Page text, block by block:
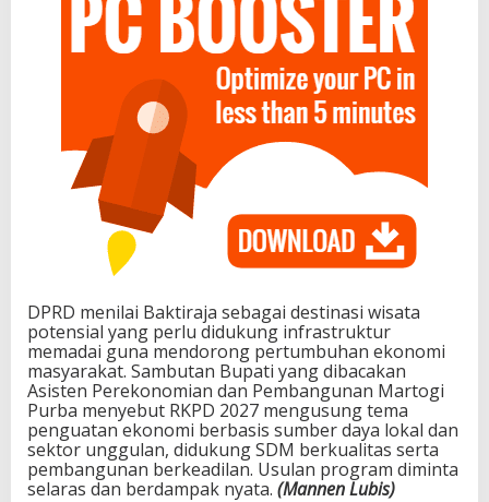
DPRD menilai Baktiraja sebagai destinasi wisata
potensial yang perlu didukung infrastruktur
memadai guna mendorong pertumbuhan ekonomi
masyarakat. Sambutan Bupati yang dibacakan
Asisten Perekonomian dan Pembangunan Martogi
Purba menyebut RKPD 2027 mengusung tema
penguatan ekonomi berbasis sumber daya lokal dan
sektor unggulan, didukung SDM berkualitas serta
pembangunan berkeadilan. Usulan program diminta
selaras dan berdampak nyata. (Mannen Lubis)